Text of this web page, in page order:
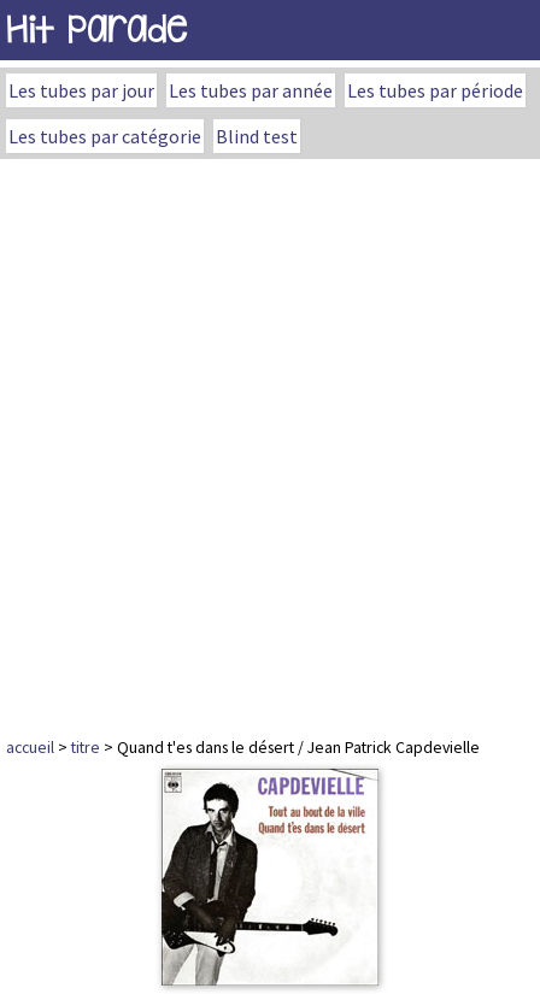
Hit Parade
Les tubes par jour Les tubes par année
Les tubes par période
Les tubes par catégorie
Blind test
accueil >titre > Quand t'es dans le désert / Jean Patrick Capdevielle